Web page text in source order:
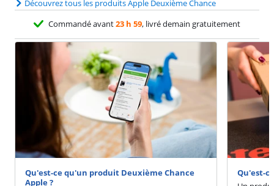
Découvrez tous les produits Apple Deuxième Chance
Commandé avant23 h 59, livré demain gratuitement
Qu'est-ce qu'un produit Deuxième Chance
Apple ?
Qu'est-